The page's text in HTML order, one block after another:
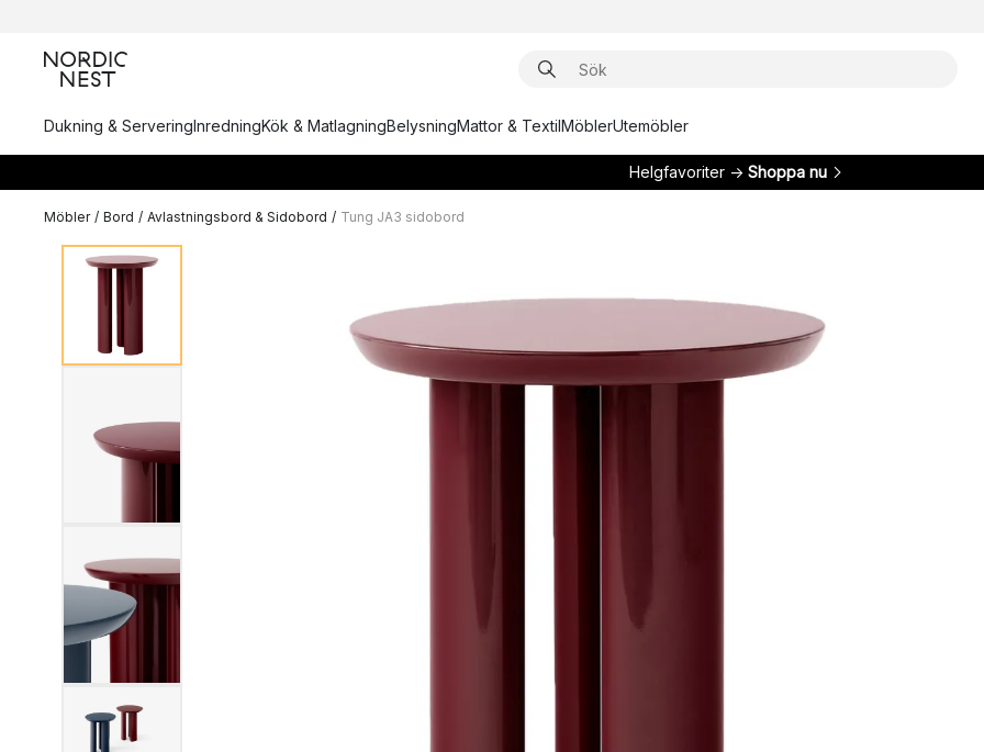
Dukning & ServeringInredningKök & MatlagningBelysningMattor & TextilMöblerUtemöbler
Helgfavoriter → Shoppa nu
Möbler / Bord / Avlastningsbord & Sidobord / Tung JA3 sidobord